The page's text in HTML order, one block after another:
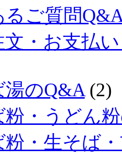
るご質問
文・お支払
湯のQ&A (2)
粉・うどん
粉・生そば